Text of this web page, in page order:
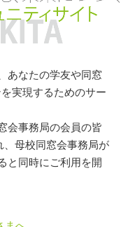
あなたの学友や同窓
実現するためのサー
会事務局の会員の皆
母校同窓会事務局が
と同時にご利用を開